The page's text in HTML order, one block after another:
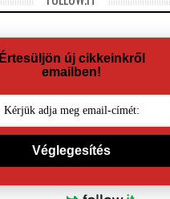
Értesüljön új cikkeinkről
emailben!
Véglegesítés